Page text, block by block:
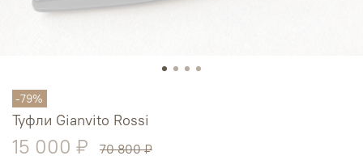
-79%
Туфли Gianvito Rossi
15 000 ₽ 70 800 ₽